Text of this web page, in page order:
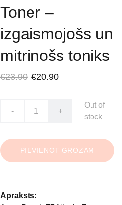
Toner –
izgaismojošs un
mitrinošs toniks
€23.90 €20.90
- +
Out of
stock
PIEVIENOT GROZAM
Apraksts: